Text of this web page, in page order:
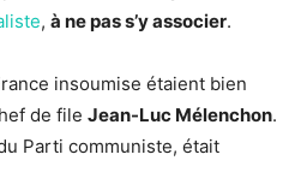
, à ne pas s’y associer.
insoumise étaient bien
de file Jean-Luc Mélenchon.
Parti communiste, était